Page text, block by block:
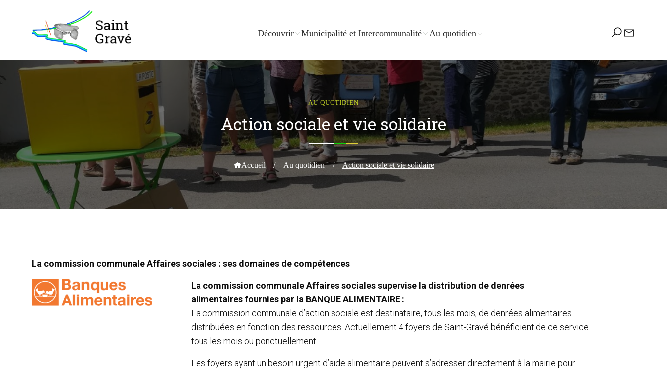
Découvrir Municipalité et Intercommunalité Au quotidien
AU QUOTIDIEN
Action sociale et vie solidaire
Accueil / Au quotidien / Action sociale et vie solidaire
La commission communale Affaires sociales : ses domaines de compétences
La commission communale Affaires sociales supervise la distribution de denrées
alimentaires fournies par la BANQUE ALIMENTAIRE :
La commission communale d’action sociale est destinataire, tous les mois, de denrées alimentaires
distribuées en fonction des ressources. Actuellement 4 foyers de Saint-Gravé bénéficient de ce service
tous les mois ou ponctuellement.
Les foyers ayant un besoin urgent d’aide alimentaire peuvent s’adresser directement à la mairie pour